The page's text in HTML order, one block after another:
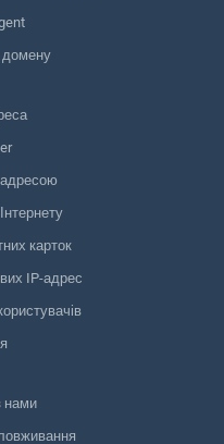
домену
карток
IP-адрес
нами